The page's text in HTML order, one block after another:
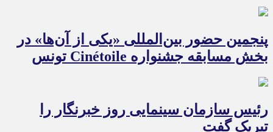
پنجمین حضور بین‌المللی «یکی از آن‌ها» در
بخش مسابقه جشنواره Cinétoile تونس
رئیس سازمان سینمایی روز خبرنگار را
تبریک گفت